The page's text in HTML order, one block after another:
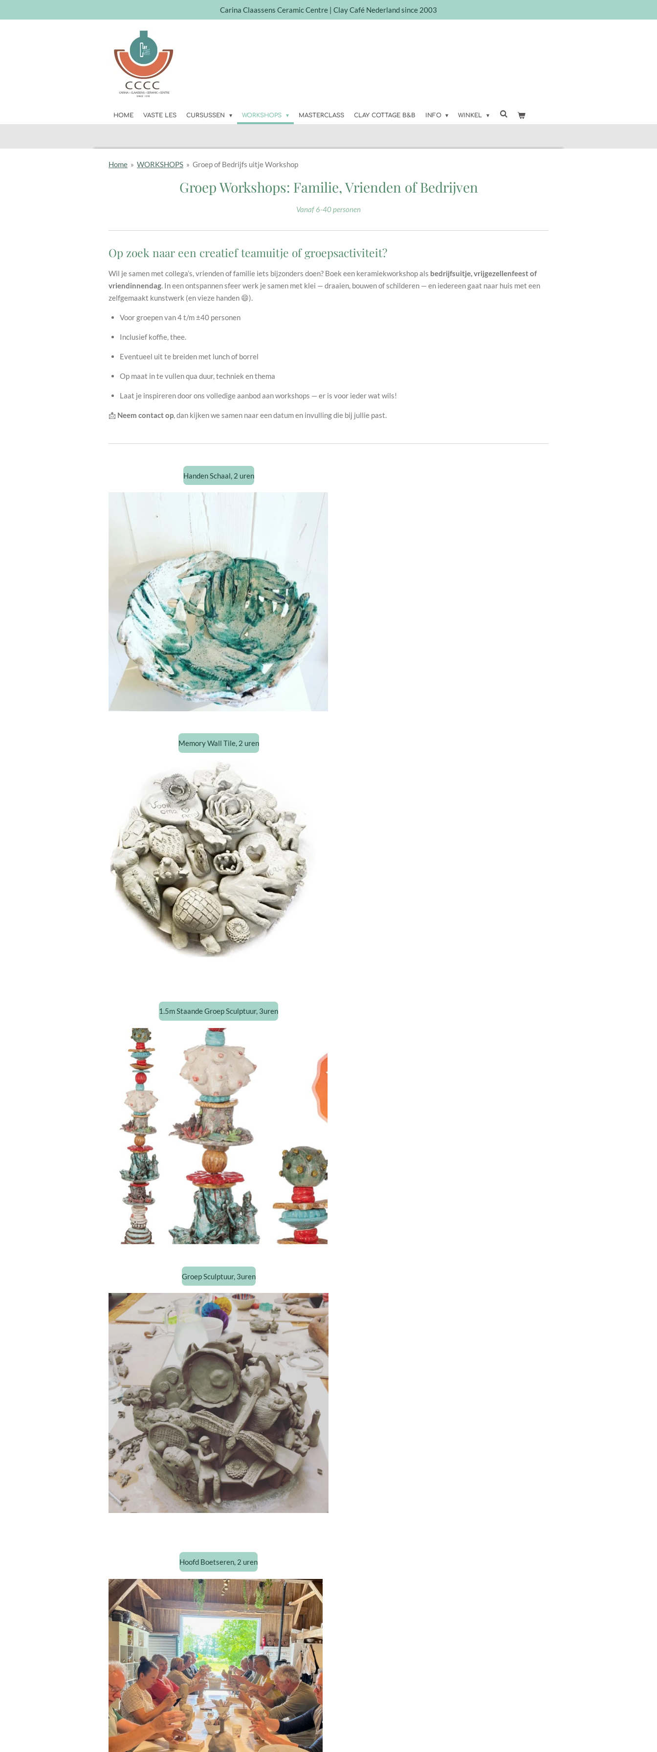
Carina Claassens Ceramic Centre | Clay Café Nederland since 2003
HOME VASTE LES CURSUSSEN WORKSHOPS MASTERCLASS CLAY COTTAGE B&B INFO WINKEL
Home » WORKSHOPS » Groep of Bedrijfs uitje Workshop
Groep Workshops: Familie, Vrienden of Bedrijven
Vanaf 6-40 personen
Op zoek naar een creatief teamuitje of groepsactiviteit?
Wil je samen met collega’s, vrienden of familie iets bijzonders doen? Boek een keramiekworkshop als bedrijfsuitje, vrijgezellenfeest of
vriendinnendag. In een ontspannen sfeer werk je samen met klei — draaien, bouwen of schilderen — en iedereen gaat naar huis met een
zelfgemaakt kunstwerk (en vieze handen 😄).
Voor groepen van 4 t/m ±40 personen
Inclusief koffie, thee.
Eventueel uit te breiden met lunch of borrel
Op maat in te vullen qua duur, techniek en thema
Laat je inspireren door ons volledige aanbod aan workshops — er is voor ieder wat wils!
📩 Neem contact op, dan kijken we samen naar een datum en invulling die bij jullie past.
Handen Schaal, 2 uren
Memory Wall Tile, 2 uren
1.5m Staande Groep Sculptuur, 3uren
Groep Sculptuur, 3uren
Hoofd Boetseren, 2 uren